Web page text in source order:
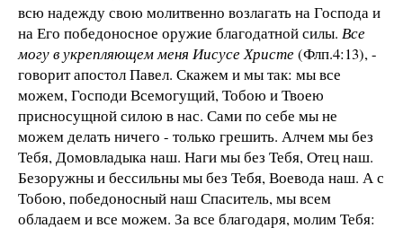
всю надежду свою молитвенно возлагать на Господа и
на Его победоносное оружие благодатной силы. Все
могу в укрепляющем меня Иисусе Христе(Флп.4:13), -
говорит апостол Павел. Скажем и мы так: мы все
можем, Господи Всемогущий, Тобою и Твоею
присносущной силою в нас. Сами по себе мы не
можем делать ничего - только грешить. Алчем мы без
Тебя, Домовладыка наш. Наги мы без Тебя, Отец наш.
Безоружны и бессильны мы без Тебя, Воевода наш. А с
Тобою, победоносный наш Спаситель, мы всем
обладаем и все можем. За все благодаря, молим Тебя: